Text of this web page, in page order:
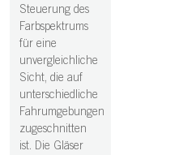
Steuerung des
Farbspektrums
für eine
unvergleichliche
Sicht, die auf
unterschiedliche
Fahrumgebungen
zugeschnitten
ist. Die Gläser